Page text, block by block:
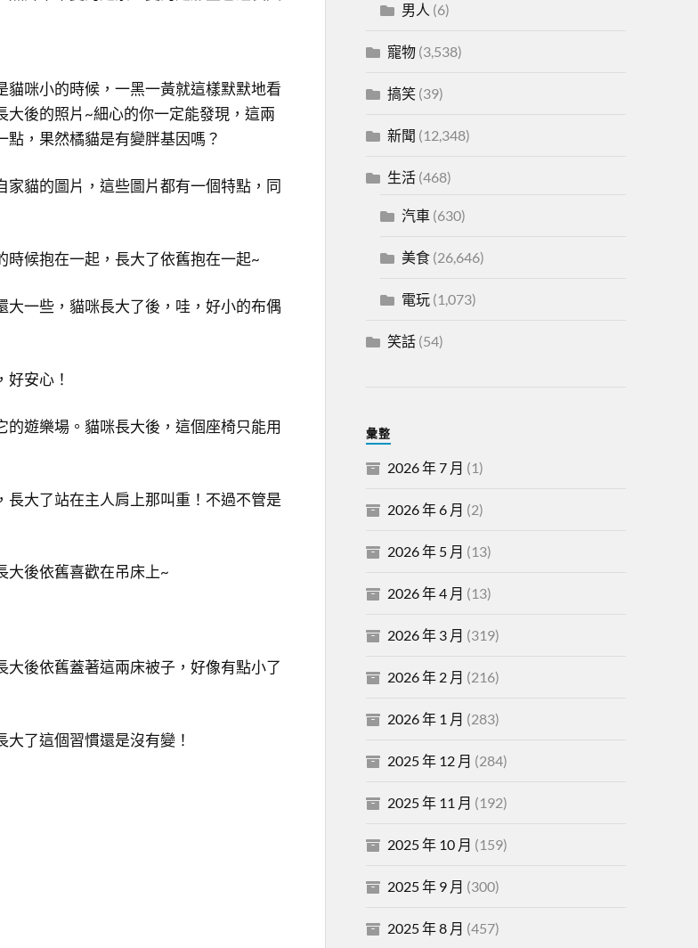
咪小的時候，一黑一黃就這樣默默地看
後的照片~細心的你一定能發現，這兩
，果然橘貓是有變胖基因嗎？
貓的圖片，這些圖片都有一個特點，同
候抱在一起，長大了依舊抱在一起~
一些，貓咪長大了後，哇，好小的布偶
安心！
遊樂場。貓咪長大後，這個座椅只能用
大了站在主人肩上那叫重！不過不管是
大後依舊喜歡在吊床上~
後依舊蓋著這兩床被子，好像有點小了
了這個習慣還是沒有變！
男人 (6)
寵物(3,538)
搞笑(39)
新聞 (12,348)
生活(468)
汽車(630)
美食(26,646)
電玩(1,073)
笑話(54)
彙整
2026 年 7 月 (1)
2026 年 6 月 (2)
2026 年 5 月 (13)
2026 年 4 月 (13)
2026 年 3 月 (319)
2026 年 2 月 (216)
2026 年 1 月 (283)
2025 年 12 月 (284)
2025 年 11 月 (192)
2025 年 10 月 (159)
2025 年 9 月 (300)
2025 年 8 月 (457)